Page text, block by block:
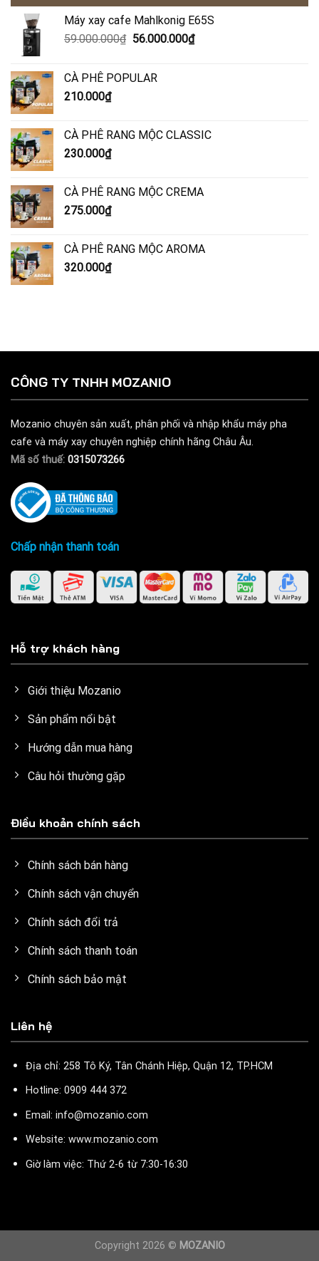
Máy xay cafe Mahlkonig E65S
59.000.000₫ Giá
59.000.000₫.
56.000.000₫Giá
CÀ PHÊ POPULAR
210.000₫
CÀ PHÊ RANG MỘC CLASSIC
230.000₫
CÀ PHÊ RANG MỘC CREMA
275.000₫
CÀ PHÊ RANG MỘC AROMA
320.000₫
CÔNG TY TNHH MOZANIO
Mozanio chuyên sản xuất, phân phối và nhập khẩu máy pha
cafe và máy xay chuyên nghiệp chính hãng Châu Âu.
Mã số thuế: 0315073266
Chấp nhận thanh toán
Hỗ trợ khách hàng
Giới thiệu Mozanio
Sản phẩm nổi bật
Hướng dẫn mua hàng
Câu hỏi thường gặp
Điều khoản chính sách
Chính sách bán hàng
Chính sách vận chuyển
Chính sách đổi trả
Chính sách thanh toán
Chính sách bảo mật
Liên hệ
Địa chỉ: 258 Tô Ký, Tân Chánh Hiệp, Quận 12, TP.HCM
Hotline: 0909 444 372
Email: info@mozanio.com
Website: www.mozanio.com
Giờ làm việc: Thứ 2-6 từ 7:30-16:30
Copyright 2026 © MOZANIO